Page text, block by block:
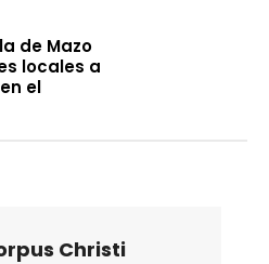
de Mazo
locales a
el
Christi